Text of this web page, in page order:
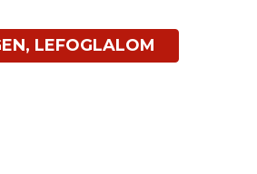
LEFOGLALOM